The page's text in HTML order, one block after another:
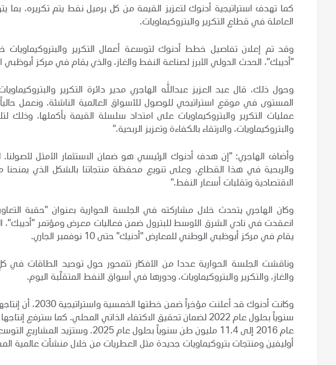
كما تهدف استراتيجية أدنوك لتعزيز القيمة من كل برميل نفط يتم تكريره، بما
العاملة في قطاع التكرير والبتروكيماويات.
وقد تم إعلان تفاصيل خطط أدنوك لتوسعة أعمال التكرير
"أديبك"، الحدث الدولي الأبرز لصناعة النفط والغاز، والذي يقام في مركز أبوظبي
وحول ذلك، قال عبد العزيز عبدالله الهاجري مدير دائرة التكرير
المستوى في موقع استراتيجي للوصول للأسواق العالمية الناشئة. ونعمل
عمليات التكرير والبتروكيماويات على امتداد سلسلة القيمة بأكملها، وذلك
والبتروكيماويات، والارتقاء بالكفاءة وتعزيز الربحية."
وأضاف الهاجري: "إن هدف أدنوك الرئيسي هو ضمان الاستثمار الأمثل
والربحية في هذا القطاع، وعلى تنويع محفظة منتجاتنا بالشكل الذي
الاقتصادية وتقلبات أسعار النفط."
وكان الهاجري يتحدث خلال مشاركته في الجلسة الحوارية بعنوان "حقبة
انعقدت في نادي الشرق الأوسط للبترول ضمن فعاليات معرض ومؤتمر "أديبك"،
يقام في مركز أبوظبي الوطني للمعارض "أدنيك" حتى 10 نوفمبر الجاري.
وناقشت الجلسة الحوارية عددا من الأفكار تتمحور حول توحيد الطاقات في
والغاز، والتكرير والبتروكيماويات، ودورها في أسواق النفط المتقلّبة اليوم.
سنوياً بحلول عام 2022 لضمان تحقيق الاكتفاء الذاتي المحلي. كما سترفع
عام 2016 إلى 11.4 مليون طن سنوياً بحلول
أوليفين ومنتجات بتروكيماويات جديدة مثل العطريات من خلال منشآت عالمية